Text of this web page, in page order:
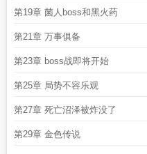
第19章 菌人boss和黑火药
第21章 万事俱备
第23章 boss战即将开始
第25章 局势不容乐观
第27章 死亡沼泽被炸没了
第29章 金色传说